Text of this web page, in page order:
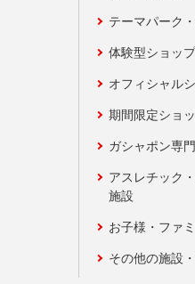
テーマパーク
体験型ショッ
オフィシャル
期間限定ショ
ガシャポン専
アスレチック
施設
お子様・ファ
その他の施設